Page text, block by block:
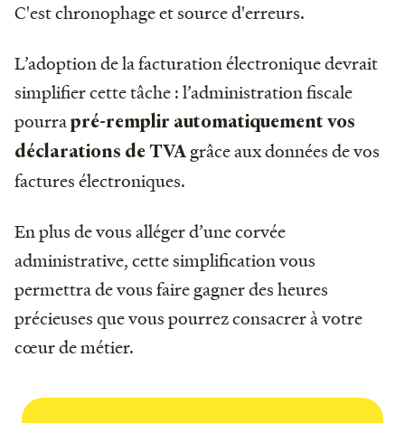
C'est chronophage et source d'erreurs.
L’adoption de la facturation électronique devrait
simplifier cette tâche : l’administration fiscale
pourrapré-remplir automatiquement vos
déclarations de TVA grâce aux données de vos
factures électroniques.
En plus de vous alléger d’une corvée
administrative, cette simplification vous
permettra de vous faire gagner des heures
précieuses que vous pourrez consacrer à votre
cœur de métier.